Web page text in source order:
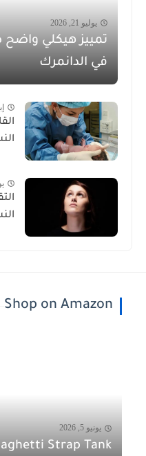
يوليو 21, 2026
تمييز هيكلي واضح
في الدانمرك
Shop on Amazon
يونيو 5, 2026
Strap Tank